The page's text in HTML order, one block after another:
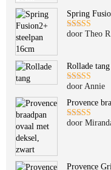
Spring
Gewaardeerd
door Theo
Rollade tang
Gewaardeerd
5
door Annie
Provence
Gewaardeerd
door
Provence